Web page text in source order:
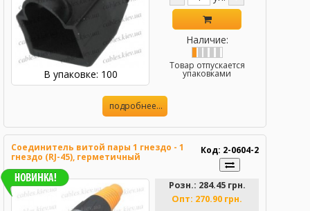
В упаковке: 100
Наличие:
Товар отпускается
упаковками
подробнее...
Соединитель витой пары 1 гнездо - 1
гнездо (RJ-45), герметичный
Код: 2-0604-2
Розн.: 284.45 грн.
Опт: 270.90 грн.